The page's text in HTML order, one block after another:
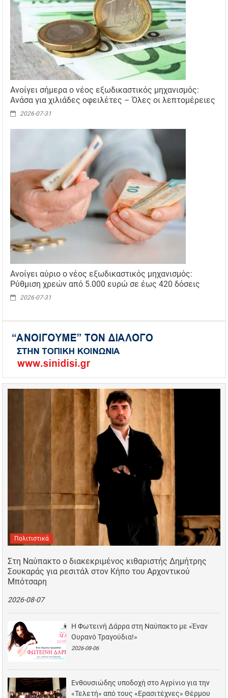
Ανοίγει σήμερα ο νέος εξωδικαστικός μηχανισμός:
Ανάσα για χιλιάδες οφειλέτες – Όλες οι λεπτομέρειες
2026-07-31
Ανοίγει αύριο ο νέος εξωδικαστικός μηχανισμός:
Ρύθμιση χρεών από 5.000 ευρώ σε έως 420 δόσεις
2026-07-31
Πολιτιστικά
Στη Ναύπακτο ο διακεκριμένος κιθαριστής Δημήτρης
Σουκαράς για ρεσιτάλ στον Κήπο του Αρχοντικού
Μπότσαρη
2026-08-07
Η Φωτεινή Δάρρα στη Ναύπακτο με «Έναν
Ουρανό Τραγούδια!»
2026-08-06
Ενθουσιώδης υποδοχή στο Αγρίνιο για την
«Τελετή» από τους «Ερασιτέχνες» Θέρμου